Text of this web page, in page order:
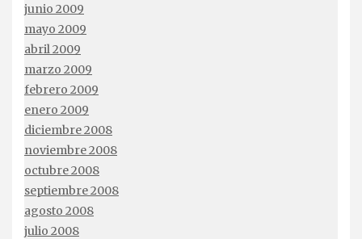
junio 2009
mayo 2009
abril 2009
marzo 2009
febrero 2009
enero 2009
diciembre 2008
noviembre 2008
octubre 2008
septiembre 2008
agosto 2008
julio 2008